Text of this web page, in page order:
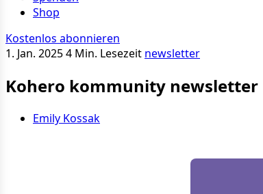
Shop
Kostenlos abonnieren
1. Jan. 20254 Min. Lesezeit newsletter
Kohero kommunity newsletter
Emily Kossak